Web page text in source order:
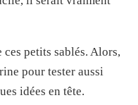
ces petits sablés. Alors,
pour tester aussi
idées en tête.